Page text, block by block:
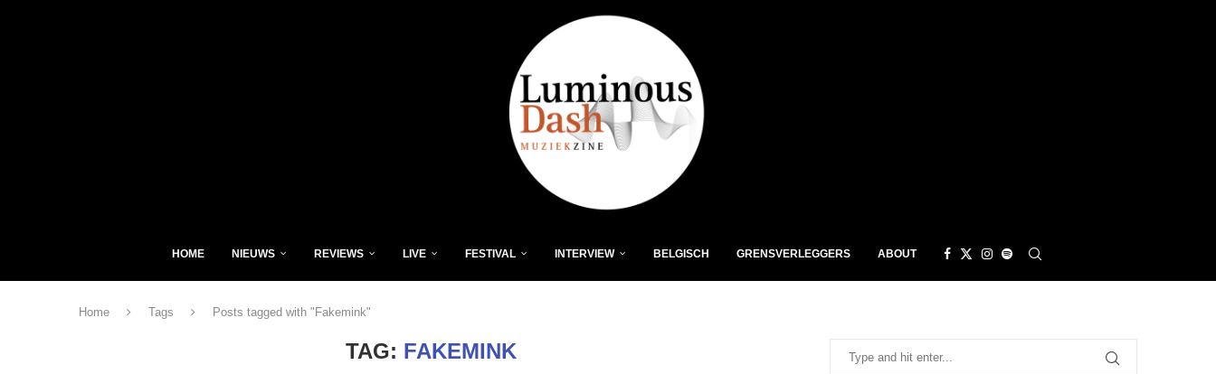
HOME NIEUWS REVIEWS LIVE FESTIVAL INTERVIEW BELGISCH GRENSVERLEGGERS ABOUT
Home Tags Posts tagged with "Fakemink"
TAG: FAKEMINK